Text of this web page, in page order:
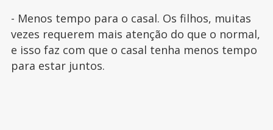
- Menos tempo para o casal. Os filhos, muitas
vezes requerem mais atenção do que o normal,
e isso faz com que o casal tenha menos tempo
para estar juntos.